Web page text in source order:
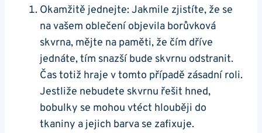
Okamžitě jednejte: Jakmile zjistíte, že se
na vašem oblečení objevila borůvková
skvrna, mějte na paměti, že čím dříve
jednáte, tím snazší bude skvrnu odstranit.
Čas totiž hraje v tomto případě zásadní roli.
Jestliže nebudete skvrnu řešit hned,
bobulky se mohou vtéct hlouběji do
tkaniny a jejich barva se zafixuje.